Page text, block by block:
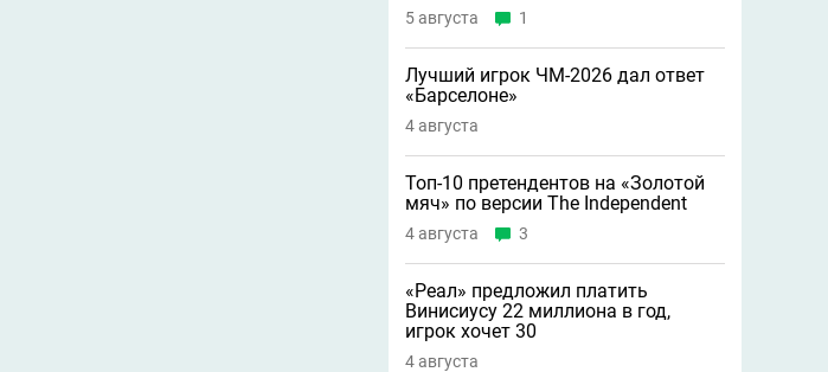
5 августа 1
Лучший игрок ЧМ-2026 дал ответ
«Барселоне»
4 августа
Топ-10 претендентов на «Золотой
мяч» по версии The Independent
4 августа 3
«Реал» предложил платить
Винисиусу 22 миллиона в год,
игрок хочет 30
4 августа